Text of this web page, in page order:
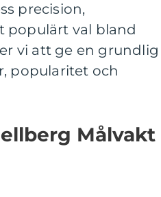
precision,
populärt val bland
vi att ge en grundlig
popularitet och
Målvakt